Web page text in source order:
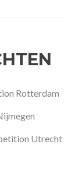
Rotterdam
Utrecht